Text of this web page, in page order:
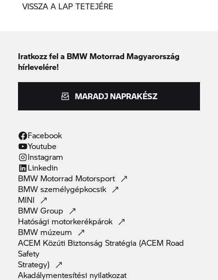
VISSZA A LAP TETEJÉRE
Iratkozz fel a BMW Motorrad Magyarország
hírlevelére!
MARADJ NAPRAKÉSZ
Facebook
Youtube
Instagram
Linkedin
BMW Motorrad Motorsport
BMWszemélygépkocsik
MINI
BMWGroup
Hatósági motorkerékpárok
BMW múzeum
ACEM Közúti Biztonság Stratégia (ACEM Road
Safety
Strategy)
Akadálymentesítési nyilatkozat